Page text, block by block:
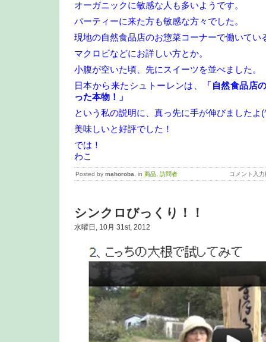
オーガニックに敏感な人も多いようです。
パーティーに来た方も敏感な方々でした。
現地の自然食品店のお惣菜コーナーで働いてい
マクロビなどにお詳しい方とか。
小腹が空いた頃、先にスイーツを並べました。
日本から来たシュトーレンは、
「自然食品店
った本物！」
という私の説明に、真っ先に手が伸びましたよ
美味しいと好評でした！
では！
わこ
Posted by mahoroba , in 商品 訪問者 コメント入力
シンクロびっくり！！
水曜日, 10月 31st, 2012